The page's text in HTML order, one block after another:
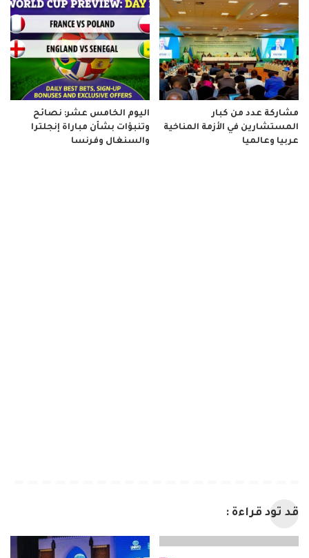
مشاركة عدد من كبار
المستشارين في الأزمة المناخية
عربيا وعالميا
اليوم الخامس عشر: نصائح
وتنبؤات بشأن مباراة إنجلترا
والسنغال وفرنسا
قد تود قراءة :